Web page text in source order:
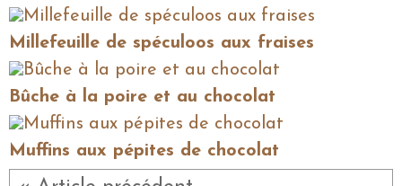
Millefeuille de spéculoos aux fraises
Bûche à la poire et au chocolat
Muffins aux pépites de chocolat